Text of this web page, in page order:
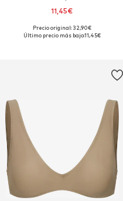
11,45€
Tallas disponibles: 85, 90, 95, 105
Precio original: 32,90€
Último precio más bajo:11,45€